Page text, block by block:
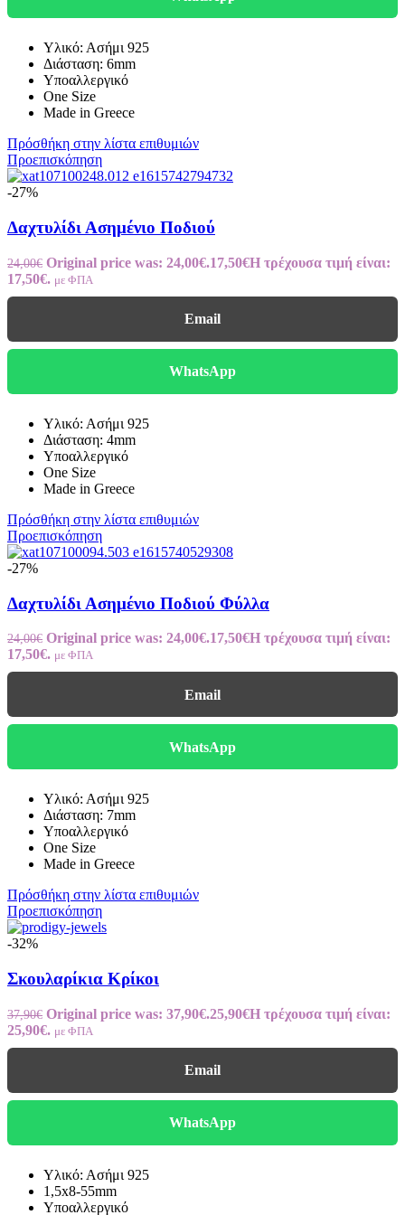
Υλικό: Ασήμι 925
Διάσταση: 6mm
Υποαλλεργικό
One Size
Made in Greece
Πρόσθήκη στην λίστα επιθυμιών
Προεπισκόπηση
-27%
Δαχτυλίδι Ασημένιο Ποδιού
24,00€ Original price was: 24,00€.17,50€Η τρέχουσα τιμή είναι:
17,50€. με ΦΠΑ
Email
WhatsApp
Υλικό: Ασήμι 925
Διάσταση: 4mm
Υποαλλεργικό
One Size
Made in Greece
Πρόσθήκη στην λίστα επιθυμιών
Προεπισκόπηση
-27%
Δαχτυλίδι Ασημένιο Ποδιού Φύλλα
24,00€ Original price was: 24,00€.17,50€Η τρέχουσα τιμή είναι:
17,50€. με ΦΠΑ
Email
WhatsApp
Υλικό: Ασήμι 925
Διάσταση: 7mm
Υποαλλεργικό
One Size
Made in Greece
Πρόσθήκη στην λίστα επιθυμιών
Προεπισκόπηση
-32%
Σκουλαρίκια Κρίκοι
37,90€ Original price was: 37,90€.25,90€Η τρέχουσα τιμή είναι:
25,90€. με ΦΠΑ
Email
WhatsApp
Yλικό: Ασήμι 925
1,5x8-55mm
Υποαλλεργικό